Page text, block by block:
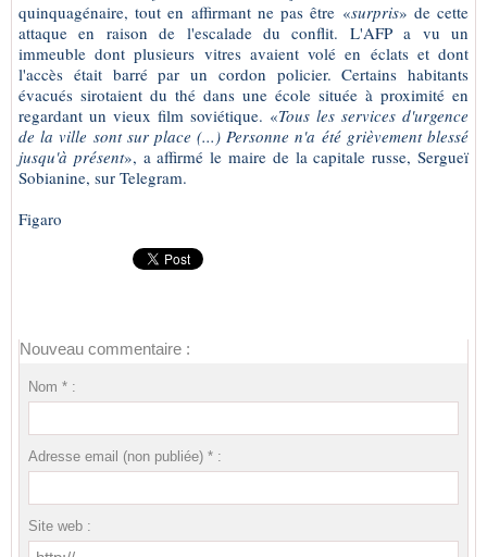
quinquagénaire, tout en affirmant ne pas être «surpris» de cette
attaque en raison de l'escalade du conflit. L'AFP a vu un
immeuble dont plusieurs vitres avaient volé en éclats et dont
l'accès était barré par un cordon policier. Certains habitants
évacués sirotaient du thé dans une école située à proximité en
regardant un vieux film soviétique. «Tous les services d'urgence
de la ville sont sur place (...) Personne n'a été grièvement blessé
jusqu'à présent», a affirmé le maire de la capitale russe, Sergueï
Sobianine, sur Telegram.
Figaro
Nouveau commentaire :
Nom * :
Adresse email (non publiée) * :
Site web :